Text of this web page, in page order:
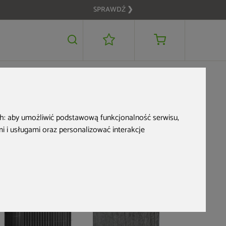
aby umożliwić podstawową funkcjonalność serwisu,
i usługami oraz personalizować interakcje
SPRAWDŹ ❯
109 zł DODAJ DO KOSZYKA